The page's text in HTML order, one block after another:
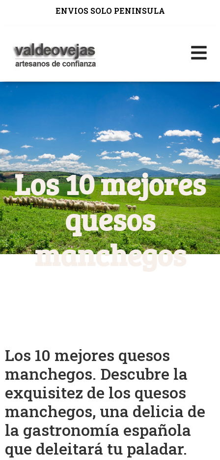
ENVIOS SOLO PENINSULA
Los 10 mejores
quesos
manchegos
Los 10 mejores quesos
manchegos. Descubre la
exquisitez de los quesos
manchegos, una delicia de
la gastronomía española
que deleitará tu paladar.